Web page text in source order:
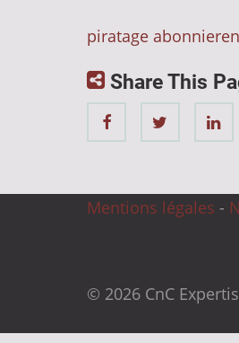
piratage abonnieren
Share This
Mentions légales -
© 2026 CnC